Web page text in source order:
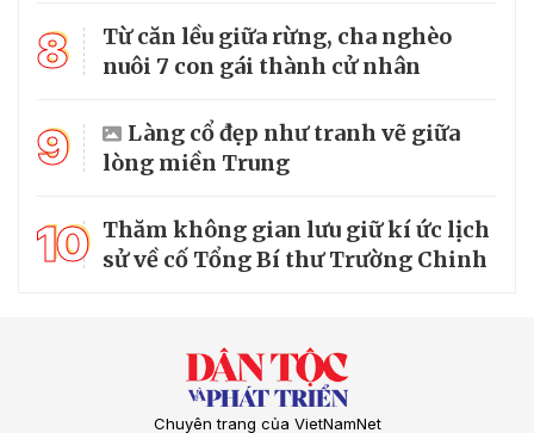
8
Từ căn lều giữa rừng, cha nghèo
nuôi 7 con gái thành cử nhân
9
Làng cổ đẹp như tranh vẽ giữa
lòng miền Trung
10 Thăm không gian lưu giữ kí ức lịch
sử về cố Tổng Bí thư Trường Chinh
Chuyên trang của VietNamNet